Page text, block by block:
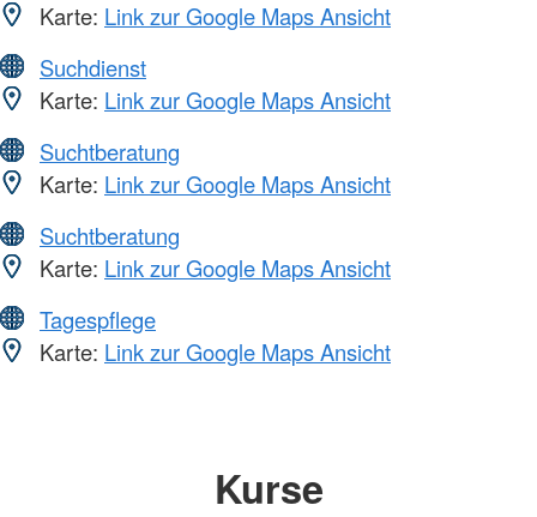
Karte: Link zur Google Maps Ansicht
Suchdienst
Karte: Link zur Google Maps Ansicht
Suchtberatung
Karte: Link zur Google Maps Ansicht
Suchtberatung
Karte: Link zur Google Maps Ansicht
Tagespflege
Karte: Link zur Google Maps Ansicht
Kurse